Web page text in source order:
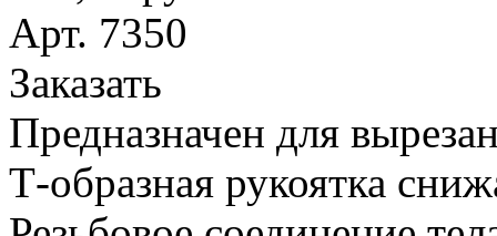
Арт. 7350
Заказать
Предназначен для
Т-образная рукоятка